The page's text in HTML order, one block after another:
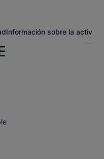
Información sobre la